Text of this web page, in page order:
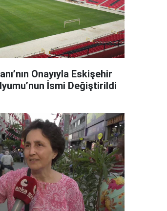
Onayıyla Eskişehir
İsmi Değiştirildi